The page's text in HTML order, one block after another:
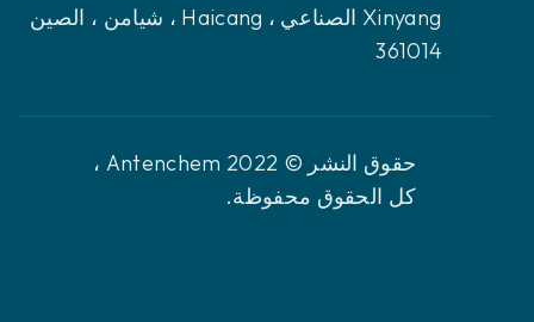
Xinyang الصناعي ، Haicang ، شيامن ، الصين
361014
حقوق النشر © 2022 Antenchem ،
كل الحقوق محفوظة.